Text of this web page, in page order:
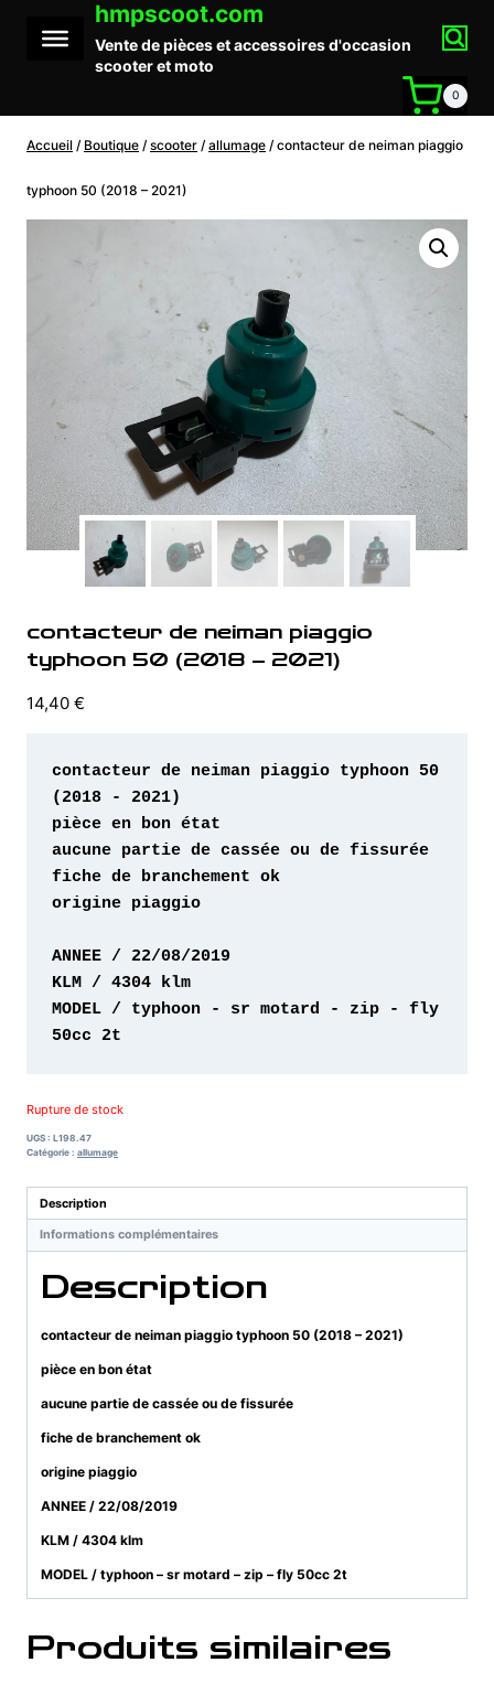
contenu
hmpscoot.com
Vente de pièces et accessoires d'occasion
scooter et moto
0
Accueil / Boutique / scooter / allumage / contacteur de neiman piaggio
typhoon 50 (2018 – 2021)
contacteur de neiman piaggio
typhoon 50 (2018 – 2021)
14,40 €
contacteur de neiman piaggio typhoon 50
origine piaggio
MODEL / typhoon - sr motard - zip - fly
50cc 2t
Rupture de stock
UGS : L198.47
Catégorie : allumage
Description
Informations complémentaires
Description
contacteur de neiman piaggio typhoon 50 (2018 – 2021)
pièce en bon état
aucune partie de cassée ou de fissurée
fiche de branchement ok
origine piaggio
ANNEE / 22/08/2019
KLM / 4304 klm
MODEL / typhoon – sr motard – zip – fly 50cc 2t
Produits similaires